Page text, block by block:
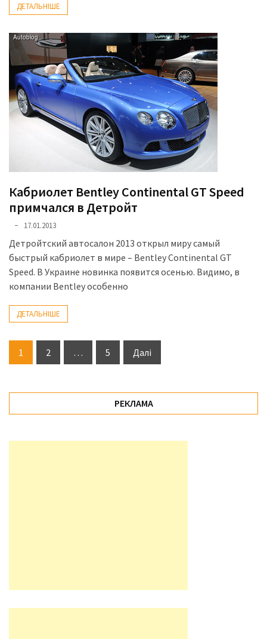
ДЕТАЛЬНІШЕ
Кабриолет Bentley Continental GT Speed
примчался в Детройт
17.01.2013
Детройтский автосалон 2013 открыл миру самый
быстрый кабриолет в мире – Bentley Continental GT
Speed. В Украине новинка появится осенью. Видимо, в
компании Bentley особенно
ДЕТАЛЬНІШЕ
Пагінація
записів
1 2 … 5 Далі
РЕКЛАМА